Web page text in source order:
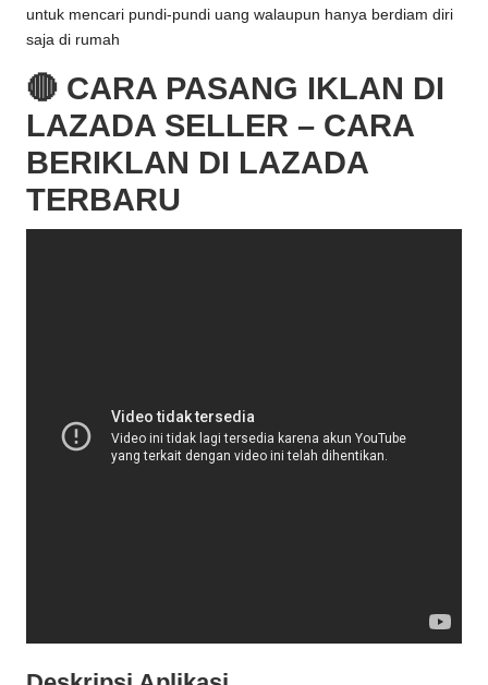
untuk mencari pundi-pundi uang walaupun hanya berdiam diri
saja di rumah
🔴 CARA PASANG IKLAN DI
LAZADA SELLER – CARA
BERIKLAN DI LAZADA
TERBARU